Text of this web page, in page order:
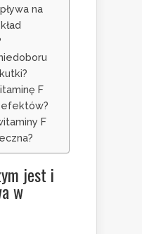
na
F
F
jest i
w